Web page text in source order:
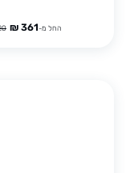
החל מ-361 ₪
₪